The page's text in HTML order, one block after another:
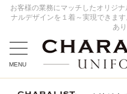
お客様の業務にマッチしたオリジ
ナルデザインを１着～実現できま
あ
全ての
MENU